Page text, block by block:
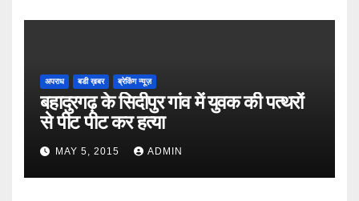
अपराध बडी ख़बर ब्रेकिंग न्यूज़
बहादुरगढ़ के सिदीपुर गांव में युवक की पत्थरों
से पीट पीट कर हत्या
MAY 5, 2015 ADMIN